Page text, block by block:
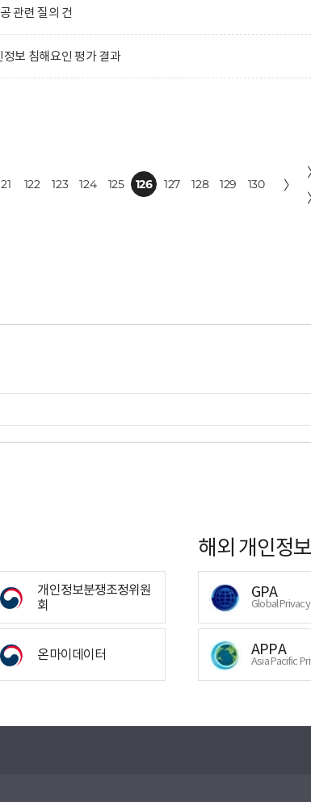
관련 질의 건
정보 침해요인 평가 결과
122 123 124 125 126 127 128 129 130 〉
개인정보분쟁조정위원
회
온마이데이터
해외 개인정
GPA
Global
APPA
Asia Pacific